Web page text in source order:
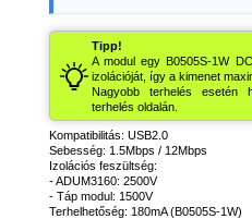
Tipp!
A modul egy B0505S-1W
izolációját, így a kimenet
Nagyobb terhelés esetén
terhelés oldalán.
Kompatibilitás: USB2.0
Sebesség: 1.5Mbps / 12Mbps
Izolációs feszültség:
- ADUM3160: 2500V
- Táp modul: 1500V
Terhelhetőség: 180mA (B0505S-1W)